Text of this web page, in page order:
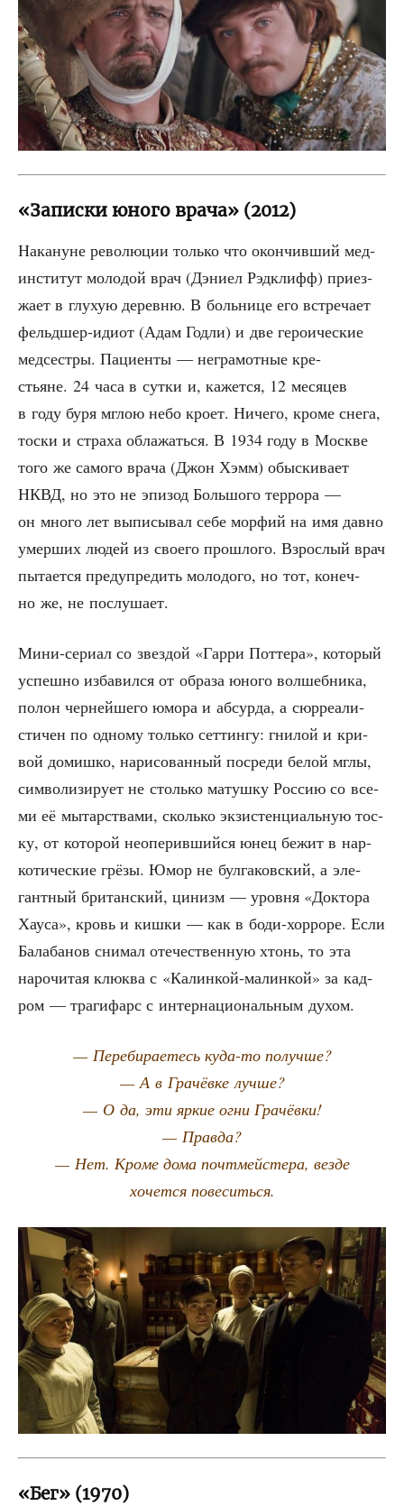
«Записки юного врача» (2012)
Нака­нуне рево­лю­ции толь­ко что окон­чив­ший мед­
ин­сти­тут моло­дой врач (Дэни­ел Рэд­к­лифф) при­ез­
жа­ет в глухую дерев­ню. В боль­ни­це его встре­ча­ет
фельд­шер-иди­от (Адам Год­ли) и две геро­и­че­ские
мед­сест­ры. Паци­ен­ты — негра­мот­ные кре­
стьяне. 24 часа в сут­ки и, кажет­ся, 12 меся­цев
в году буря мглою небо кро­ет. Ниче­го, кро­ме сне­га,
тос­ки и стра­ха обла­жать­ся. В 1934 году в Москве
того же само­го вра­ча (Джон Хэмм) обыс­ки­ва­ет
НКВД, но это не эпи­зод Боль­шо­го тер­ро­ра —
он мно­го лет выпи­сы­вал себе мор­фий на имя дав­но
умер­ших людей из сво­е­го про­шло­го. Взрос­лый врач
пыта­ет­ся пре­ду­пре­дить моло­до­го, но тот, конеч­
но же, не послушает.
Мини-сери­ал со звез­дой «Гар­ри Пот­те­ра», кото­рый
успеш­но изба­вил­ся от обра­за юно­го вол­шеб­ни­ка,
полон чер­ней­ше­го юмо­ра и абсур­да, а сюр­ре­а­ли­
сти­чен по одно­му толь­ко сет­тин­гу: гни­лой и кри­
вой домиш­ко, нари­со­ван­ный посре­ди белой мглы,
сим­во­ли­зи­ру­ет не столь­ко матуш­ку Рос­сию со все­
ми её мытар­ства­ми, сколь­ко экзи­стен­ци­аль­ную тос­
ку, от кото­рой неопе­рив­ший­ся юнец бежит в нар­
ко­ти­че­ские грё­зы. Юмор не бул­га­ков­ский, а эле­
гант­ный бри­тан­ский, цинизм — уров­ня «Док­то­ра
Хау­са», кровь и киш­ки — как в боди-хор­ро­ре. Если
Бала­ба­нов сни­мал оте­че­ствен­ную хтонь, то эта
наро­чи­тая клюк­ва с «Калин­кой-малин­кой» за кад­
ром — тра­ги­фарс с интер­на­ци­о­наль­ным духом.
— Пере­би­ра­е­тесь куда-то получше?
— А в Гра­чёв­ке лучше?
— О да, эти яркие огни Грачёвки!
— Правда?
— Нет. Кро­ме дома почт­мей­сте­ра, вез­де
хочет­ся повеситься.
«Бег» (1970)